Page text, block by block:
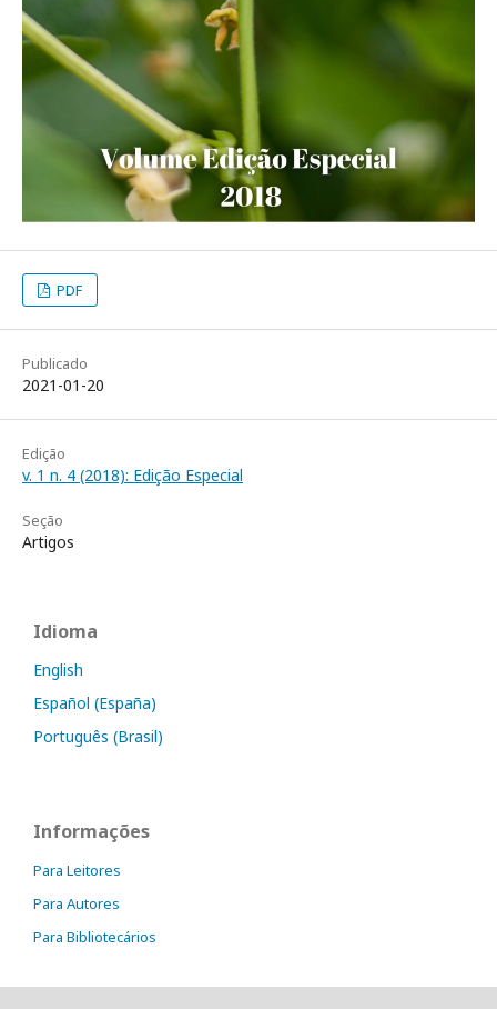
PDF
Publicado
2021-01-20
Edição
v. 1 n. 4 (2018): Edição Especial
Seção
Artigos
Idioma
English
Español (España)
Português (Brasil)
Informações
Para Leitores
Para Autores
Para Bibliotecários